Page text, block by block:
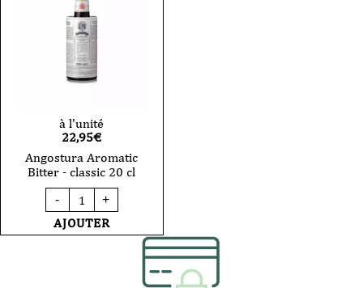
à l'unité
22,95€
Angostura Aromatic
Bitter - classic 20 cl
-
quantité
de
Angostura
Aromatic
+
AJOUTER